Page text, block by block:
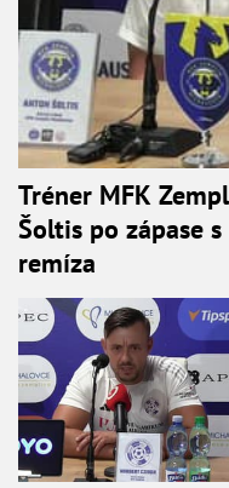
Tréner MFK
Šoltis po zápase
remíza